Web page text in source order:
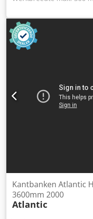
380 V Gewicht 5000 kg
ondermes compleet,
aangedreven
Kantbanken Atlantic
3600mm 2000
Atlantic